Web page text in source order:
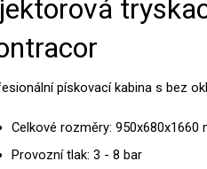
pískovací kabina s bez
Celkové rozměry: 950x680x1660
Provozní tlak: 3 - 8 bar